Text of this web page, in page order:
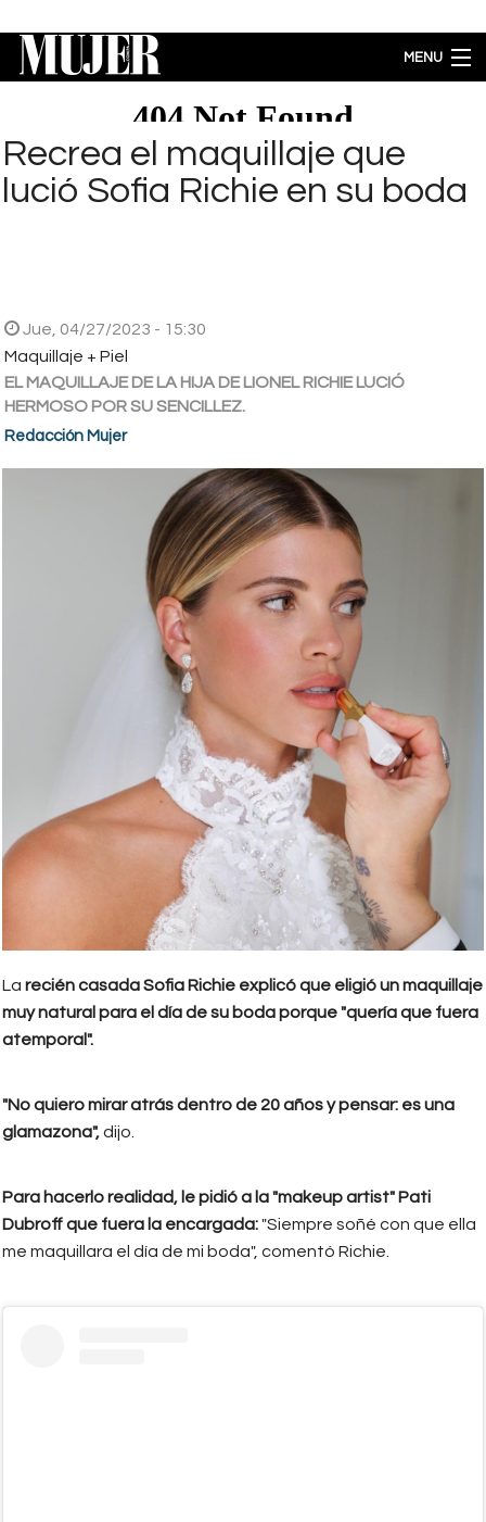
MENU
BIENESTAR
ACTUALIDAD
EMPODERAMIENTO
Brecha salarial por género se ubica en 5.77% a favor de los hombres
Recrea el maquillaje que
lució Sofia Richie en su boda
Jue, 04/27/2023 - 15:30
Maquillaje + Piel
EL MAQUILLAJE DE LA HIJA DE LIONEL RICHIE LUCIÓ
HERMOSO POR SU SENCILLEZ.
Redacción Mujer
La recién casada Sofia Richie explicó que eligió un maquillaje
muy natural para el día de su boda porque "quería que fuera
atemporal".
"No quiero mirar atrás dentro de 20 años y pensar: es una
glamazona",dijo.
Para hacerlo realidad, le pidió a la "makeup artist" Pati
Dubroff que fuera la encargada:"Siempre soñé con que ella
me maquillara el día de mi boda", comentó Richie.